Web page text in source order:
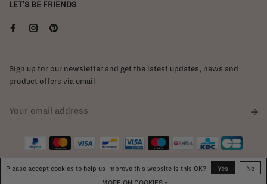
LET'S BE FRIENDS
Sign up for our newsletter and get the latest updates, news and
product offers via email
Please accept cookies to help us improve this website Is this OK? Yes
No